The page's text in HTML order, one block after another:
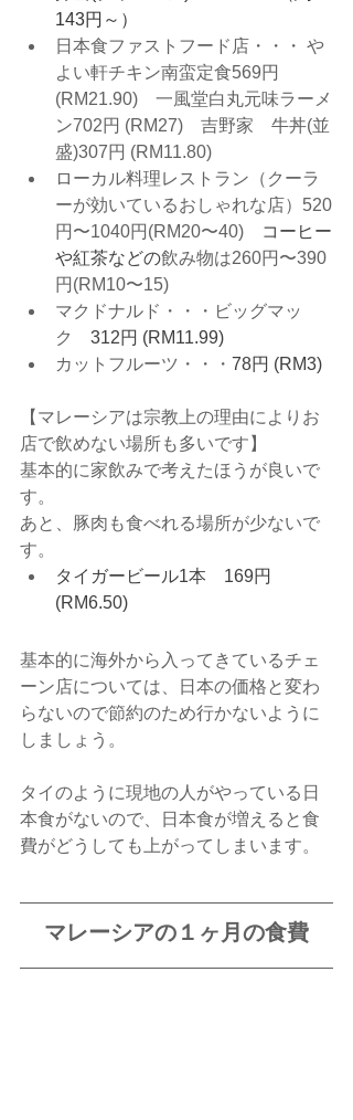
143円～）
日本食ファストフード店・・・ や
よい軒チキン南蛮定食569円
(RM21.90)　一風堂白丸元味ラーメ
ン702円 (RM27)　吉野家　牛丼(並
盛)307円 (RM11.80)
ローカル料理レストラン（クーラ
ーが効いているおしゃれな店）520
円〜1040円(RM20〜40)
コーヒー
や紅茶などの飲み物は260円〜390
円(RM10〜15)
マクドナルド・・・ビッグマッ
ク 312円 (RM11.99)
カットフルーツ・・・ 78円 (RM3)
【マレーシアは宗教上の理由によりお
店で飲めない場所も多いです】
基本的に家飲みで考えたほうが良いで
す。
あと、豚肉も食べれる場所が少ないで
す。
タイガービール1本　169円
(RM6.50)
基本的に海外から入ってきているチェ
ーン店については、日本の価格と変わ
らないので節約のため行かないように
しましょう。
タイのように現地の人がやっている日
本食がないので、日本食が増えると食
費がどうしても上がってしまいます。
マレーシアの１ヶ月の食費